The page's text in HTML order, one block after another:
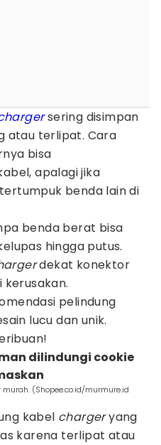
sering disimpan
atau terlipat. Cara
bisa
apalagi jika
benda lain di
benda berat bisa
hingga putus.
dekat konektor
pelindung
lucu dan unik.
dilindungi cookie
(Shopee.co.id/murmure.id
kabel chargeryang
karena terlipat atau